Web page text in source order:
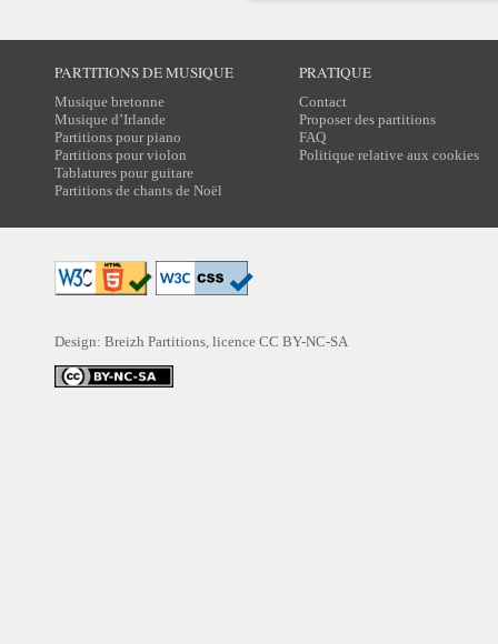
PARTITIONS DE MUSIQUE
Musique bretonne
Musique d’Irlande
Partitions pour piano
Partitions pour violon
Tablatures pour guitare
Partitions de chants de Noël
PRATIQUE
Contact
Proposer des partitions
FAQ
Politique relative aux cookies
Design: Breizh Partitions, licence CC BY-NC-SA